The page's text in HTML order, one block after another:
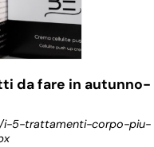
da fare in autunno-
i-5-trattamenti-corpo-piu-